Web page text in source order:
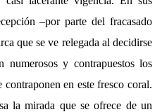
–por parte del fracasado
que se ve relegada al decidirse
y contrapuestos los
en este fresco coral.
la mirada que se ofrece de un